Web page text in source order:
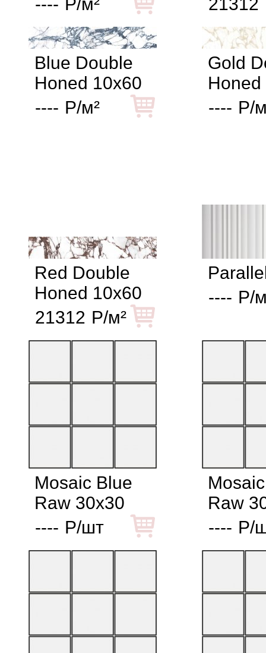
---- Р/м²
21312
Blue Double
Honed 10x60
---- Р/м²
Gold
---- Р/
Red Double
Honed 10x60
21312 Р/м²
---- Р/
Mosaic Blue
Raw 30x30
---- Р/шт
Raw
---- Р/